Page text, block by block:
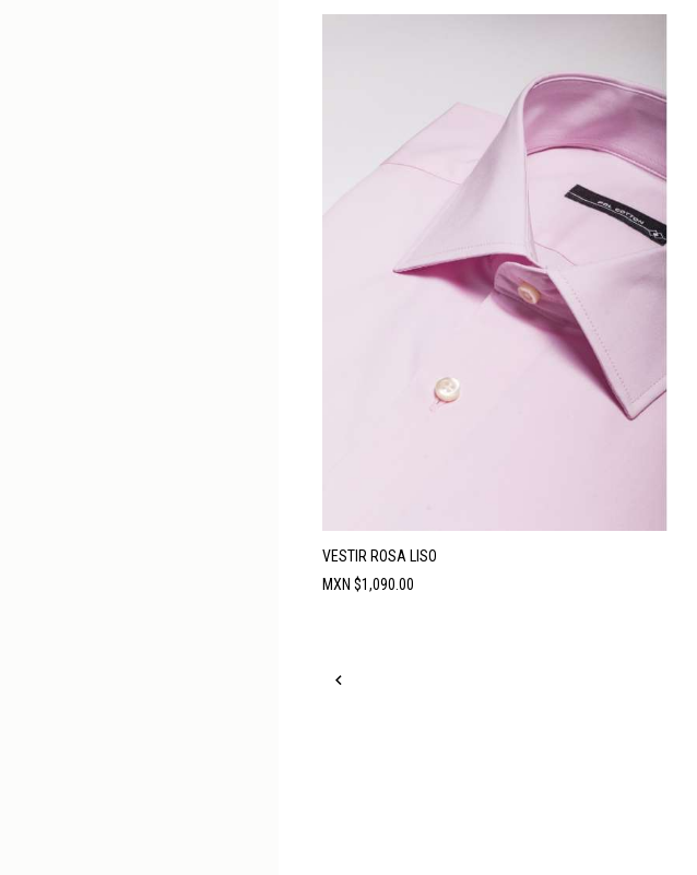
VESTIR ROSA LISO
Precio
MXN $1,090.00
